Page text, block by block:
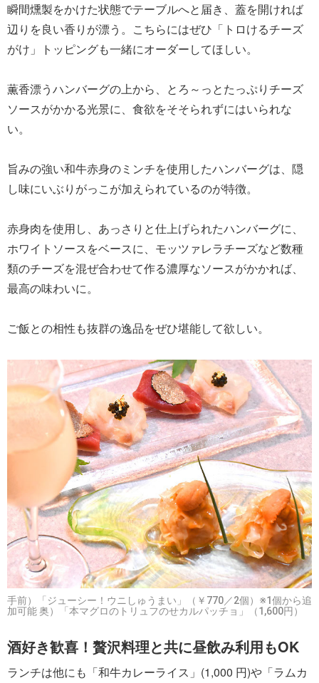
瞬間燻製をかけた状態でテーブルへと届き、蓋を開ければ
辺りを良い香りが漂う。こちらにはぜひ「トロけるチーズ
がけ」トッピングも一緒にオーダーしてほしい。
薫香漂うハンバーグの上から、とろ～っとたっぷりチーズ
ソースがかかる光景に、食欲をそそられずにはいられな
い。
旨みの強い和牛赤身のミンチを使用したハンバーグは、隠
し味にいぶりがっこが加えられているのが特徴。
赤身肉を使用し、あっさりと仕上げられたハンバーグに、
ホワイトソースをベースに、モッツァレラチーズなど数種
類のチーズを混ぜ合わせて作る濃厚なソースがかかれば、
最高の味わいに。
ご飯との相性も抜群の逸品をぜひ堪能して欲しい。
手前）「ジューシー！ウニしゅうまい」（￥770／2個）※1個から追
加可能 奥）「本マグロのトリュフのせカルパッチョ」（1,600円）
酒好き歓喜！贅沢料理と共に昼飲み利用もOK
ランチは他にも「和牛カレーライス」(1,000 円)や「ラムカ